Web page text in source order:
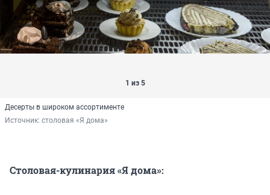
1 из 5
Десерты в широком ассортименте
Источник: столовая «Я дома»
Столовая-кулинария «Я дома»: